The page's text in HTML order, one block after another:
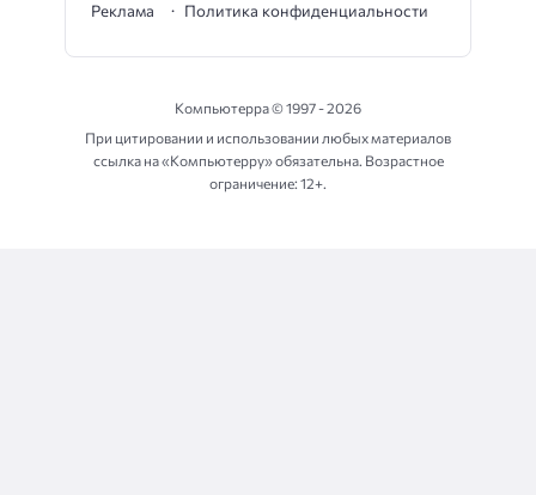
Реклама
Политика конфиденциальности
Компьютерра ©1997 - 2026
При цитировании и использовании любых материалов
ссылка на «Компьютерру» обязательна. Возрастное
ограничение: 12+.